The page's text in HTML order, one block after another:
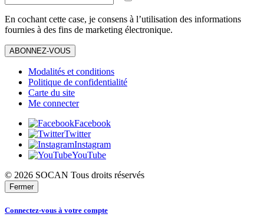
En cochant cette case, je consens à l’utilisation des informations
fournies à des fins de marketing électronique.
ABONNEZ-VOUS
Modalités et conditions
Politique de confidentialité
Carte du site
Me connecter
Facebook
Twitter
Instagram
YouTube
© 2026 SOCAN Tous droits réservés
Fermer
Connectez-vous à votre compte